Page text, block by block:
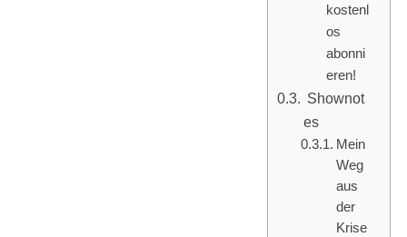
kostenl
os
abonni
eren!
Shownot
es
Mein
Weg
aus
der
Krise